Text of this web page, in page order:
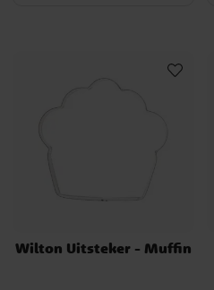
Wilton Uitsteker - Muffin